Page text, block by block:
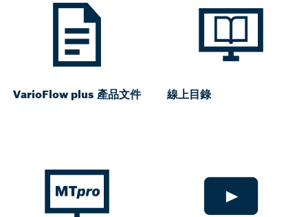
VarioFlow plus 產品文件 線上目錄